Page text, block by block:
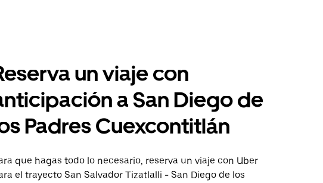
un viaje con
a San Diego de
Padres Cuexcontitlán
que hagas todo lo necesario, reserva un viaje con Uber
el trayecto San Salvador Tizatlalli - San Diego de los